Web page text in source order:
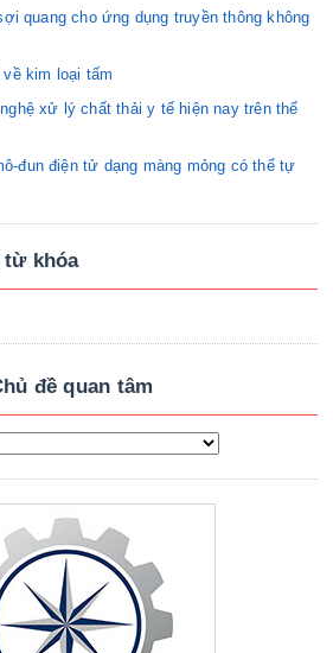
quang cho ứng dụng truyền thông không
kim loại tấm
xử lý chất thải y tế hiện nay trên thế
đun điện tử dạng màng mỏng có thể tự
từ khóa
đề quan tâm